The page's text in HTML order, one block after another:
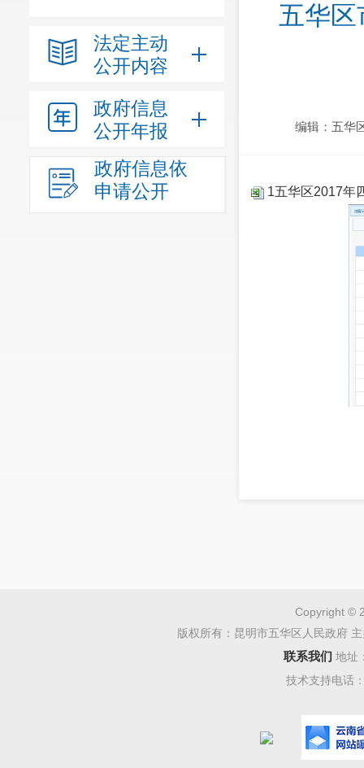
法定主动
公开内容
政府信息
公开年报
政府信息依
申请公开
五华
编辑：五华
1五华区2017年
Copyright ©
版权所有：昆明市五华区人民政府
联系我们 地址
技术支持电话